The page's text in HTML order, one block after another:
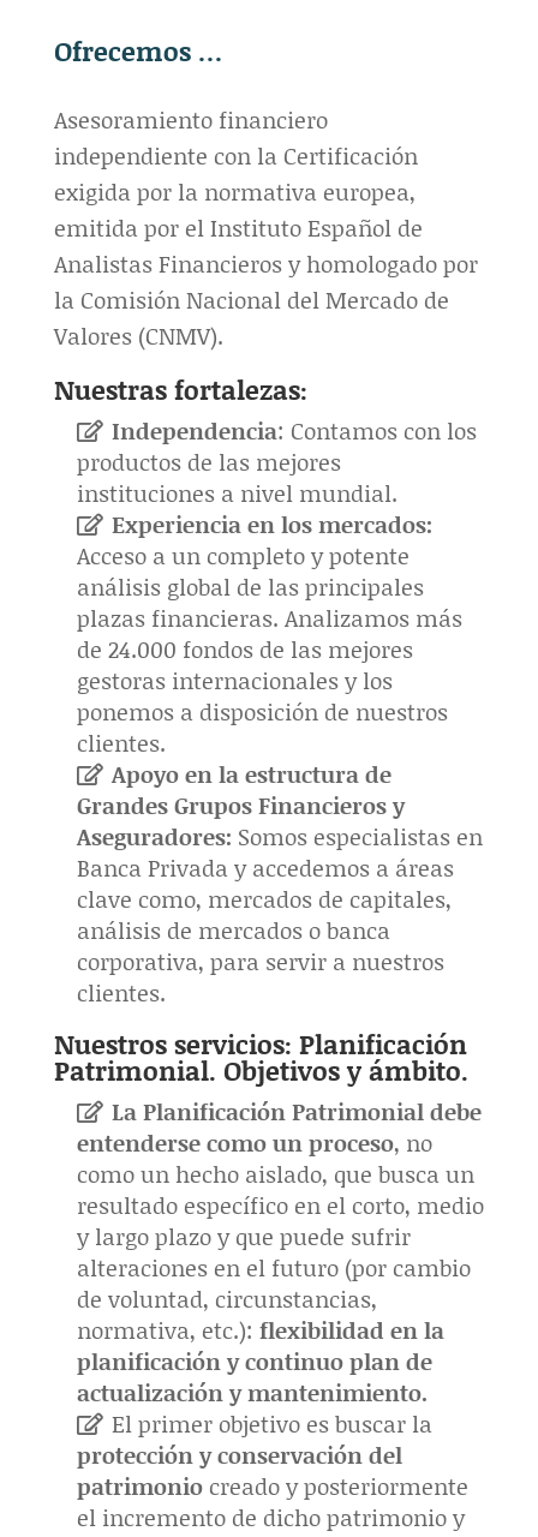
Ofrecemos …
Asesoramiento financiero
independiente con la Certificación
exigida por la normativa europea,
emitida por el Instituto Español de
Analistas Financieros y homologado por
la Comisión Nacional del Mercado de
Valores (CNMV).
Nuestras fortalezas:
Independencia: Contamos con los
productos de las mejores
instituciones a nivel mundial.
Experiencia en los mercados:
Acceso a un completo y potente
análisis global de las principales
plazas financieras. Analizamos más
de 24.000 fondos de las mejores
gestoras internacionales y los
ponemos a disposición de nuestros
clientes.
Apoyo en la estructura de
Grandes Grupos Financieros y
Aseguradores: Somos especialistas en
Banca Privada y accedemos a áreas
clave como, mercados de capitales,
análisis de mercados o banca
corporativa, para servir a nuestros
clientes.
Nuestros servicios: Planificación
Patrimonial. Objetivos y ámbito.
La Planificación Patrimonial debe
entenderse como un proceso, no
como un hecho aislado, que busca un
resultado específico en el corto, medio
y largo plazo y que puede sufrir
alteraciones en el futuro (por cambio
de voluntad, circunstancias,
normativa, etc.): flexibilidad en la
planificación y continuo plan de
actualización y mantenimiento.
El primer objetivo es buscar la
protección y conservación del
patrimoniocreado y posteriormente
el incremento de dicho patrimonio y